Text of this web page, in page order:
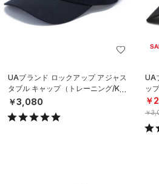
UAブランド ロックアップ アジャス
タブル キャップ（トレーニング/KID
S）
￥3,080
UA
ッ
￥
￥